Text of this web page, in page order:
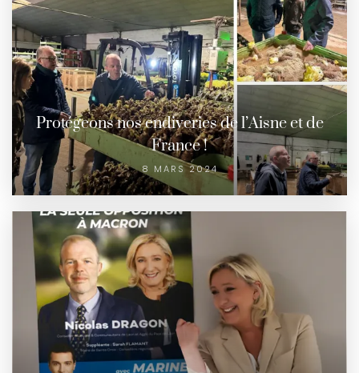
Protégeons nos endiveries de l’Aisne et de
France !
8 MARS 2024